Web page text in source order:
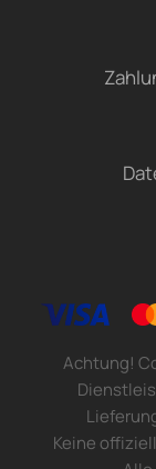
Achtung!
Keine